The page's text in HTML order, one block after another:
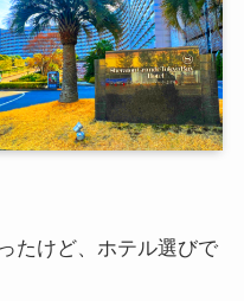
たけど、ホテル選びで